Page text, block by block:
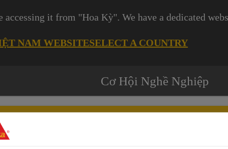
accessing it from "Hoa Kỳ". We have a dedicated
NAM WEBSITESELECT A COUNTRY
Cơ Hội Nghề Nghiệp